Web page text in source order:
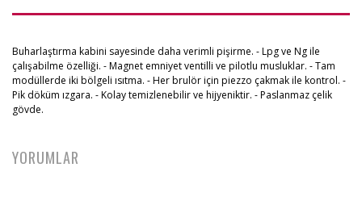
Buharlaştırma kabini sayesinde daha verimli pişirme. - Lpg ve Ng ile
çalışabilme özelliği. - Magnet emniyet ventilli ve pilotlu musluklar. - Tam
modüllerde iki bölgeli ısıtma. - Her brulör için piezzo çakmak ile kontrol. -
Pik döküm ızgara. - Kolay temizlenebilir ve hijyeniktir. - Paslanmaz çelik
gövde.
YORUMLAR